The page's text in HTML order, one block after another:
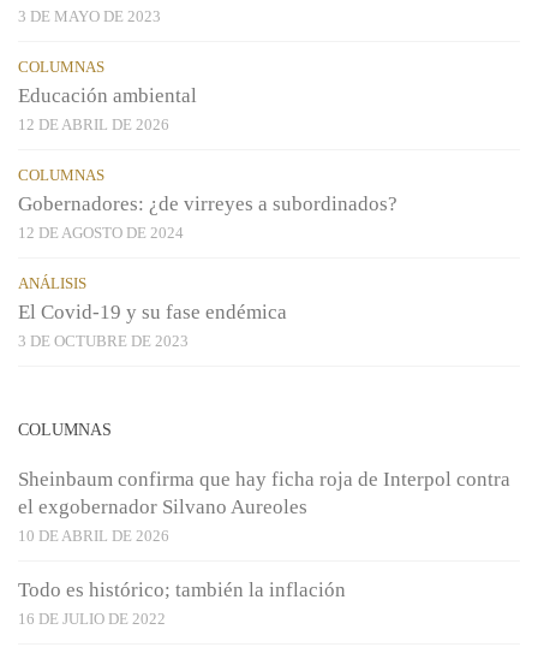
3 DE MAYO DE 2023
COLUMNAS
Educación ambiental
12 DE ABRIL DE 2026
COLUMNAS
Gobernadores: ¿de virreyes a subordinados?
12 DE AGOSTO DE 2024
ANÁLISIS
El Covid-19 y su fase endémica
3 DE OCTUBRE DE 2023
COLUMNAS
Sheinbaum confirma que hay ficha roja de Interpol contra
el exgobernador Silvano Aureoles
10 DE ABRIL DE 2026
Todo es histórico; también la inflación
16 DE JULIO DE 2022